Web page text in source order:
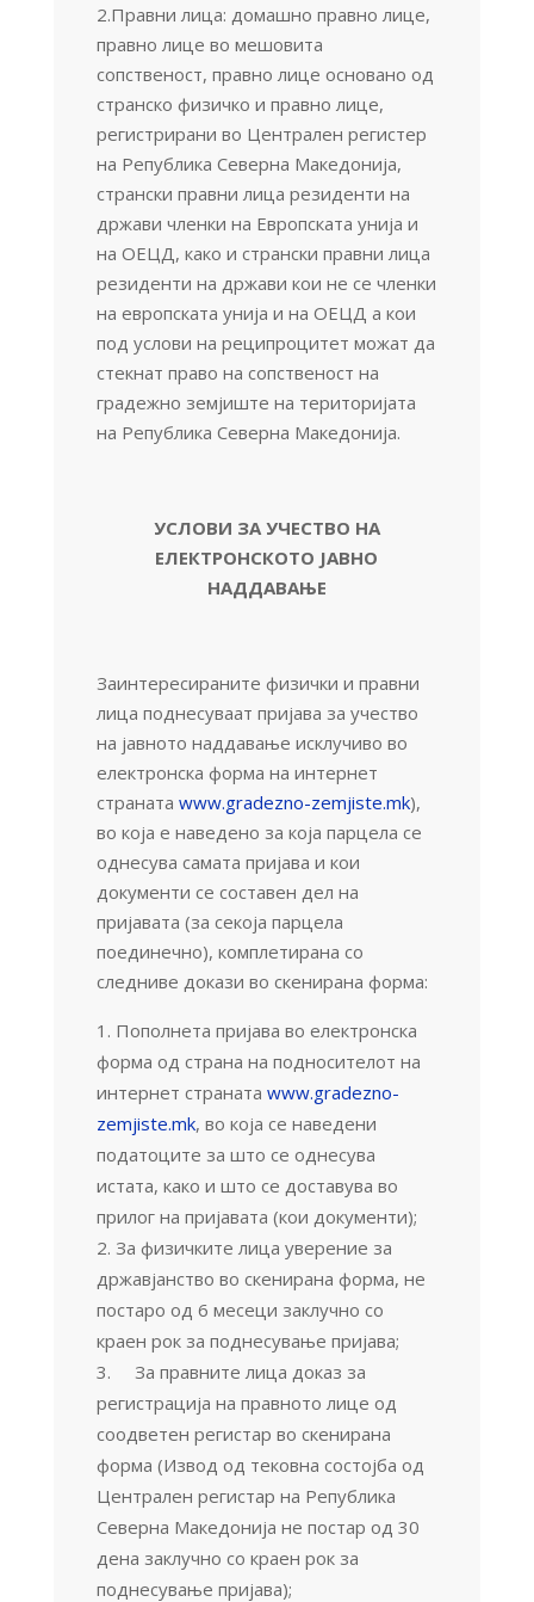
2.Правни лица: домашно правно лице,
правно лице во мешовита
сопственост, правно лице основано од
странско физичко и правно лице,
регистрирани во Централен регистер
на Република Северна Македонија,
странски правни лица резиденти на
држави членки на Европската унија и
на ОЕЦД, како и странски правни лица
резиденти на држави кои не се членки
на европската унија и на ОЕЦД а кои
под услови на реципроцитет можат да
стекнат право на сопственост на
градежно земјиште на територијата
на Република Северна Македонија.
УСЛОВИ ЗА УЧЕСТВО НА
ЕЛЕКТРОНСКОТО ЈАВНО
НАДДАВАЊЕ
Заинтересираните физички и правни
лица поднесуваат пријава за учество
на јавното наддавање исклучиво во
електронска форма на интернет
страната www.gradezno-zemjiste.mk),
во која е наведено за која парцела се
однесува самата пријава и кои
документи се составен дел на
пријавата (за секоја парцела
поединечно), комплетирана со
следниве докази во скенирана форма:
Пополнета пријава во електронска
форма од страна на подносителот на
интернет страната www.gradezno-
zemjiste.mk, во која се наведени
податоците за што се однесува
истата, како и што се доставува во
прилог на пријавата (кои документи);
За физичките лица уверение за
државјанство во скенирана форма, не
постаро од 6 месеци заклучно со
краен рок за поднесување пријава;
За правните лица доказ за
регистрација на правното лице од
соодветен регистар во скенирана
форма (Извод од тековна состојба од
Централен регистар на Република
Северна Македонија не постар од 30
дена заклучно со краен рок за
поднесување пријава);